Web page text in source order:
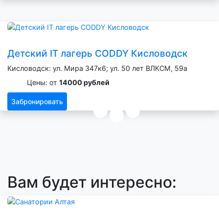
Детский IT лагерь CODDY Кисловодск
Кисловодск: ул. Мира 347к6; ул. 50 лет ВЛКСМ, 59а
Цены: от 14000 рублей
Забронировать
Вам будет интересно: